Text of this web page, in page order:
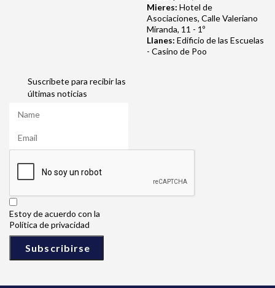
Mieres: Hotel de
Asociaciones, Calle Valeriano
Miranda, 11 - 1º
Llanes: Edificio de las Escuelas
- Casino de Poo
Suscríbete para recibir las
últimas noticias
Estoy de acuerdo con la
Política de privacidad
Subscribirse